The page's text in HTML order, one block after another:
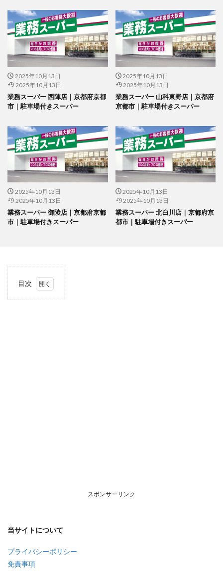
2025年10月13日
2025年10月13日
業務スーパー 西陣店｜京都府京都
市｜駐車場付きスーパー
2025年10月13日
2025年10月13日
業務スーパー 山科東野店｜京都府
京都市｜駐車場付きスーパー
2025年10月13日
2025年10月13日
業務スーパー 御陵店｜京都府京都
市｜駐車場付きスーパー
2025年10月13日
2025年10月13日
業務スーパー 北白川店｜京都府京
都市｜駐車場付きスーパー
目次
スポンサーリンク
当サイトについて
プライバシーポリシー
免責事項